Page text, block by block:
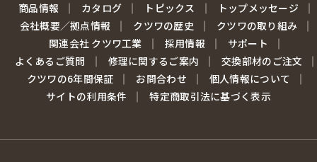
商品情報 カタログ トピックス
トップメッセージ
会社概要／拠点情報
クツワの歴史
クツワの取り組み
関連会社 クツワ工業
採用情報
サポート
よくあるご質問
修理に関するご案内
交換部材のご注文
クツワの6年間保証
お問合わせ
個人情報について
サイトの利用条件
特定商取引法に基づく表示